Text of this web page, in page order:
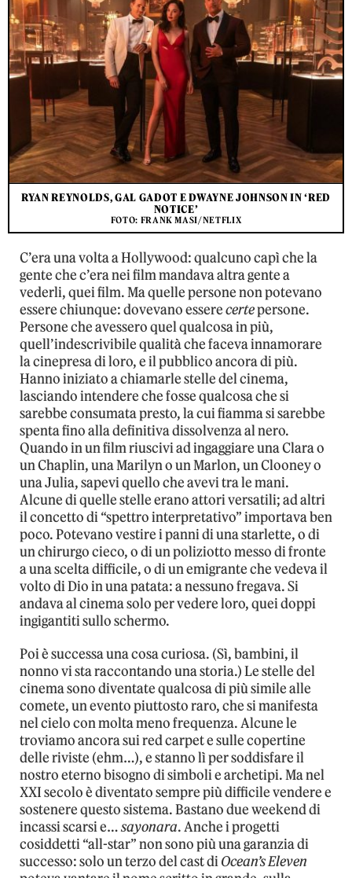
RYAN REYNOLDS, GAL GADOT E DWAYNE JOHNSON IN ‘RED
NOTICE’
FOTO: FRANK MASI/NETFLIX
C’era una volta a Hollywood: qualcuno capì che la
gente che c’era nei film mandava altra gente a
vederli, quei film. Ma quelle persone non potevano
essere chiunque: dovevano esserecertepersone.
Persone che avessero quel qualcosa in più,
quell’indescrivibile qualità che faceva innamorare
la cinepresa di loro, e il pubblico ancora di più.
Hanno iniziato a chiamarle stelle del cinema,
lasciando intendere che fosse qualcosa che si
sarebbe consumata presto, la cui fiamma si sarebbe
spenta fino alla definitiva dissolvenza al nero.
Quando in un film riuscivi ad ingaggiare una Clara o
un Chaplin, una Marilyn o un Marlon, un Clooney o
una Julia, sapevi quello che avevi tra le mani.
Alcune di quelle stelle erano attori versatili; ad altri
il concetto di “spettro interpretativo” importava ben
poco. Potevano vestire i panni di una starlette, o di
un chirurgo cieco, o di un poliziotto messo di fronte
a una scelta difficile, o di un emigrante che vedeva il
volto di Dio in una patata: a nessuno fregava. Si
andava al cinema solo per vedere loro, quei doppi
ingigantiti sullo schermo.
Poi è successa una cosa curiosa. (Sì, bambini, il
nonno vi sta raccontando una storia.) Le stelle del
cinema sono diventate qualcosa di più simile alle
comete, un evento piuttosto raro, che si manifesta
nel cielo con molta meno frequenza. Alcune le
troviamo ancora sui red carpet e sulle copertine
delle riviste (ehm…), e stanno lì per soddisfare il
nostro eterno bisogno di simboli e archetipi. Ma nel
XXI secolo è diventato sempre più difficile vendere e
sostenere questo sistema. Bastano due weekend di
incassi scarsi e…sayonara. Anche i progetti
cosiddetti “all-star” non sono più una garanzia di
successo: solo un terzo del cast diOcean’s Eleven